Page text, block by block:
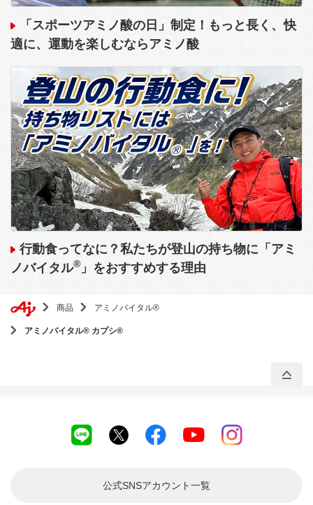
商品 アミノバイタル®
アミノバイタル® カプシ®
「スポーツアミノ酸の日」制定！もっと長く、快
適に、運動を楽しむならアミノ酸
行動食ってなに？私たちが登山の持ち物に「アミ
ノバイタル® 」をおすすめする理由
公式SNSアカウント一覧